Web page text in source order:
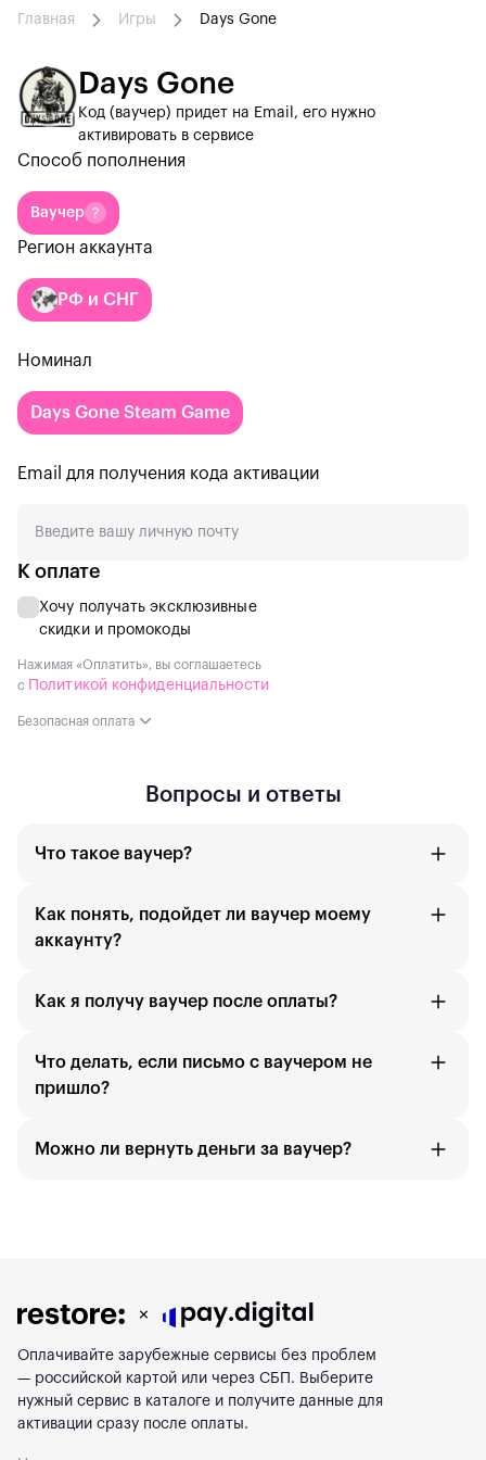
Главная Игры Days Gone
Days Gone
Код (ваучер) придет на Email, его нужно
активировать в сервисе
Способ пополнения
Ваучер
Регион аккаунта
РФ и СНГ
Номинал
Days Gone Steam Game
Email для получения кода активации
К оплате
Хочу получать эксклюзивные
скидки и промокоды
Нажимая «Оплатить», вы соглашаетесь
с
Политикой конфиденциальности
Безопасная оплата
Вопросы и ответы
Что такое ваучер?
Как понять, подойдет ли ваучер моему
аккаунту?
Как я получу ваучер после оплаты?
Что делать, если письмо с ваучером не
пришло?
Можно ли вернуть деньги за ваучер?
Оплачивайте зарубежные сервисы без проблем
— российской картой или через СБП. Выберите
нужный сервис в каталоге и получите данные для
активации сразу после оплаты.